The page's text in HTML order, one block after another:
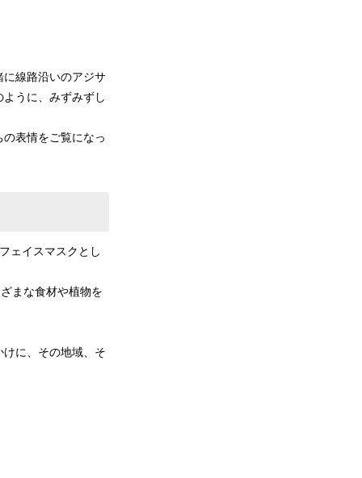
線路沿いのアジサ
うに、みずみずし
表情をご覧になっ
ェイスマスクとし
まな食材や植物を
けに、その地域、そ